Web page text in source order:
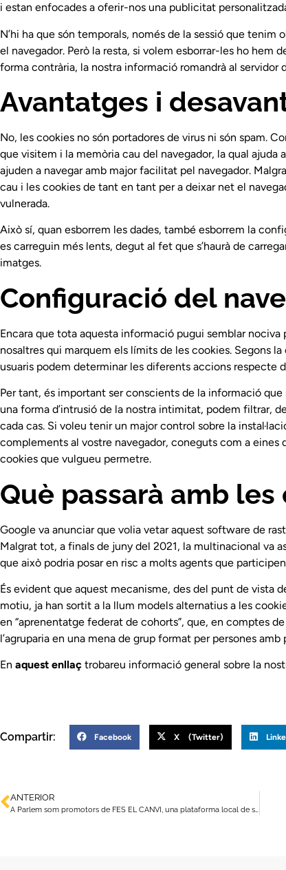
i estan enfocades a oferir-nos una publicitat
N’hi ha que són temporals, només de la sessió que tenim
el navegador. Però la resta, si volem esborrar-les ho hem
forma contrària, la nostra informació romandrà al servidor
Avantatges i
No, les cookies no són portadores de virus ni són spam.
que visitem i la memòria cau del navegador, la qual ajuda
ajuden a navegar amb major facilitat pel navegador.
cau i les cookies de tant en tant per a deixar net el
vulnerada.
Això sí, quan esborrem les dades, també esborrem la
es carreguin més lents, degut al fet que s’haurà de
imatges.
Configuració del
Encara que tota aquesta informació pugui semblar nociva
nosaltres qui marquem els límits de les cookies. Segons
usuaris podem determinar les diferents accions respecte
Per tant, és important ser conscients de la informació
una forma d’intrusió de la nostra intimitat, podem filtrar,
cada cas. Si voleu tenir un major control sobre la
complements al vostre navegador, coneguts com a eines
cookies que vulgueu permetre.
Què passarà amb les
Google va anunciar que volia vetar aquest software de
Malgrat tot, a finals de juny del 2021, la multinacional va
que això podria posar en risc a molts agents que
És evident que aquest mecanisme, des del punt de vista
motiu, ja han sortit a la llum models alternatius a les
en “aprenentatge federat de cohorts”, que, en comptes
l’agruparia en una mena de grup format per persones
En aquest enllaç trobareu informació general sobre la
Compartir: Facebook X (Twitter)
ANTERIOR
A Parlem som promotors de FES EL CANVI, una plataforma local de serveis catalans